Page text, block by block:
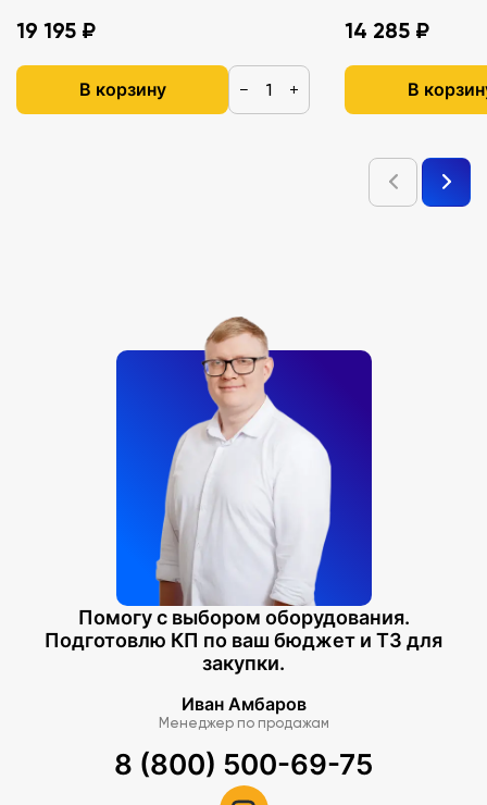
19 195 ₽
В корзину − +
14 285 ₽
В
Помогу с выбором оборудования.
Подготовлю КП по ваш бюджет и ТЗ для
закупки.
Иван Амбаров
Менеджер по продажам
8 (800) 500-69-75